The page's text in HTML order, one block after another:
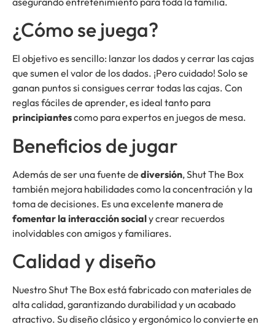
¿Cómo se juega?
El objetivo es sencillo: lanzar los dados y cerrar las cajas
que sumen el valor de los dados. ¡Pero cuidado! Solo se
ganan puntos si consigues cerrar todas las cajas. Con
reglas fáciles de aprender, es ideal tanto para
principiantescomo para expertos en juegos de mesa.
Beneficios de jugar
Además de ser una fuente de diversión, Shut The Box
también mejora habilidades como la concentración y la
toma de decisiones. Es una excelente manera de
fomentar la interacción socialy crear recuerdos
inolvidables con amigos y familiares.
Calidad y diseño
Nuestro Shut The Box está fabricado con materiales de
alta calidad, garantizando durabilidad y un acabado
atractivo. Su diseño clásico y ergonómico lo convierte en